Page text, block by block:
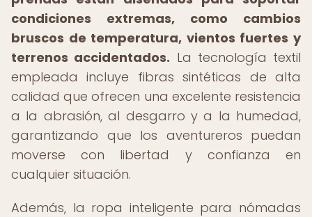
condiciones extremas, como cambios
bruscos de temperatura, vientos fuertes y
terrenos accidentados. La tecnología textil
empleada incluye fibras sintéticas de alta
calidad que ofrecen una excelente resistencia
a la abrasión, al desgarro y a la humedad,
garantizando que los aventureros puedan
moverse con libertad y confianza en
cualquier situación.
Además, la ropa inteligente para nómadas